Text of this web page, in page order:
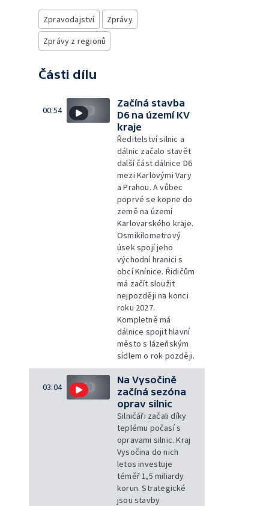
Zpravodajství
Zprávy
Zprávy z regionů
Části dílu
00:54
Začíná stavba
D6 na území KV
kraje
Ředitelství silnic a
dálnic začalo stavět
další část dálnice D6
mezi Karlovými Vary
a Prahou. A vůbec
poprvé se kopne do
země na území
Karlovarského kraje.
Osmikilometrový
úsek spojí jeho
východní hranici s
obcí Knínice. Řidičům
má začít sloužit
nejpozději na konci
roku 2027.
Kompletně má
dálnice spojit hlavní
město s lázeňským
sídlem o rok později.
03:04
Na Vysočině
začíná sezóna
oprav silnic
Silničáři začali díky
teplému počasí s
opravami silnic. Kraj
Vysočina do nich
letos investuje
téměř 1,5 miliardy
korun. Strategické
jsou stavby